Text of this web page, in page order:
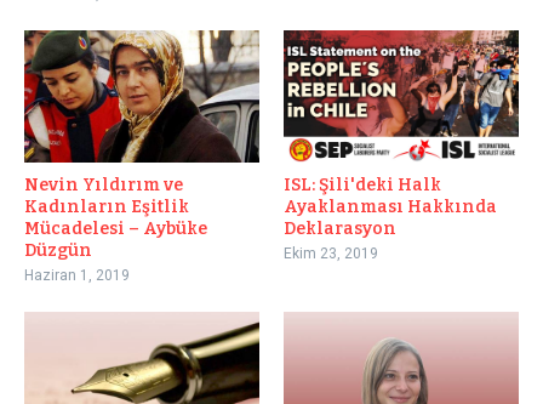
Nevin Yıldırım ve
Kadınların Eşitlik
Mücadelesi – Aybüke
Düzgün
Haziran 1, 2019
ISL: Şili'deki Halk
Ayaklanması Hakkında
Deklarasyon
Ekim 23, 2019